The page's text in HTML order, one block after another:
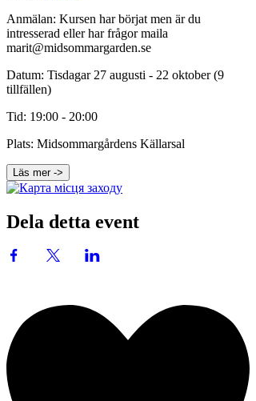
Anmälan: Kursen har börjat men är du
intresserad eller har frågor maila
marit@midsommargarden.se
Datum: Tisdagar 27 augusti - 22 oktober (9
tillfällen)
Tid: 19:00 - 20:00
Plats: Midsommargårdens Källarsal
Läs mer ->
Dela detta event